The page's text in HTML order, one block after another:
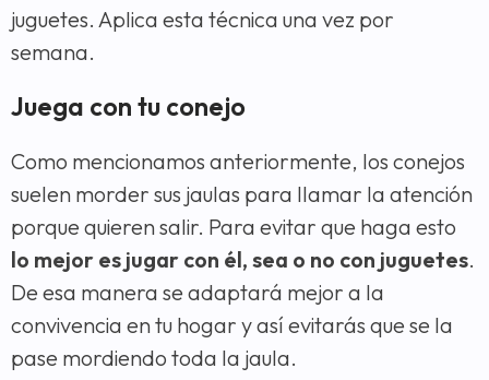
juguetes. Aplica esta técnica una vez por
semana.
Juega con tu conejo
Como mencionamos anteriormente, los conejos
suelen morder sus jaulas para llamar la atención
porque quieren salir. Para evitar que haga esto
lo mejor es jugar con él, sea o no con juguetes.
De esa manera se adaptará mejor a la
convivencia en tu hogar y así evitarás que se la
pase mordiendo toda la jaula.